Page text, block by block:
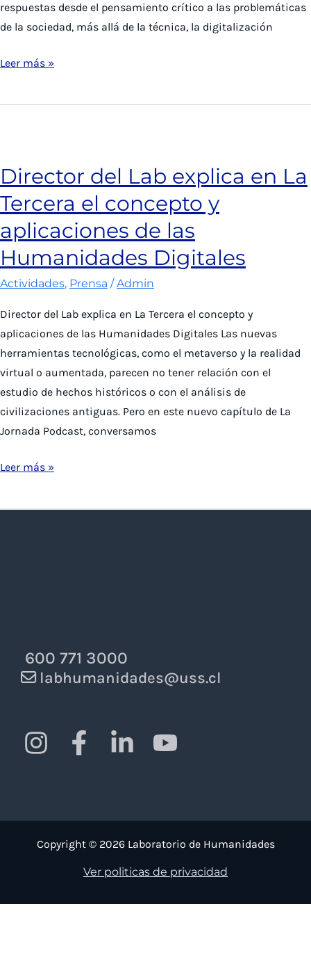
respuestas desde el pensamiento crítico a las problemáticas
de la sociedad, más allá de la técnica, la digitalización
La
El
las
Humanidades
en
la
era
digital
tecnológica
Leer más »
Director del Lab explica en La
Tercera el concepto y
aplicaciones de las
Humanidades Digitales
Actividades, Prensa /Admin
Director del Lab explica en La Tercera el concepto y
aplicaciones de las Humanidades Digitales Las nuevas
herramientas tecnológicas, como el metaverso y la realidad
virtual o aumentada, parecen no tener relación con el
estudio de hechos históricos o con el análisis de
civilizaciones antiguas. Pero en este nuevo capítulo de La
Jornada Podcast, conversamos
Director
Lab
aplicaciones
Digitales
Leer más »
600 771 3000
labhumanidades@uss.cl
Copyright © 2026 Laboratorio de Humanidades
Ver politicas de privacidad